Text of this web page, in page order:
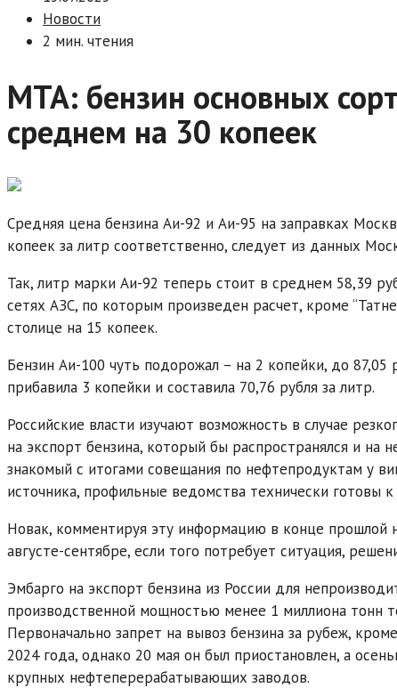
Новости
2 мин. чтения
МТА: бензин основных
среднем на 30 копеек
Средняя цена бензина Аи-92 и Аи-95 на заправках
копеек за литр соответственно, следует из данных
Так, литр марки Аи-92 теперь стоит в среднем 58,39
сетях АЗС, по которым произведен расчет, кроме
столице на 15 копеек.
Бензин Аи-100 чуть подорожал – на 2 копейки, до 87,05
прибавила 3 копейки и составила 70,76 рубля за литр.
Российские власти изучают возможность в случае
на экспорт бензина, который бы распространялся и
знакомый с итогами совещания по нефтепродуктам у
источника, профильные ведомства технически готовы
Новак, комментируя эту информацию в конце прошлой
августе-сентябре, если того потребует ситуация,
Эмбарго на экспорт бензина из России для
производственной мощностью менее 1 миллиона тонн
Первоначально запрет на вывоз бензина за рубеж,
2024 года, однако 20 мая он был приостановлен, а
крупных нефтеперерабатывающих заводов.